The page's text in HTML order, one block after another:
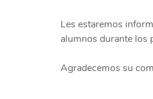
Les estaremos
alumnos durante los
Agradecemos su